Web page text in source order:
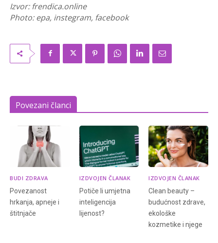
Izvor: frendica.online
Photo: epa, instegram, facebook
Povezani članci
BUDI ZDRAVA
Povezanost
hrkanja, apneje i
štitnjače
IZDVOJEN ČLANAK
Potiče li umjetna
inteligencija
lijenost?
IZDVOJEN ČLANAK
Clean beauty –
budućnost zdrave,
ekološke
kozmetike i njege